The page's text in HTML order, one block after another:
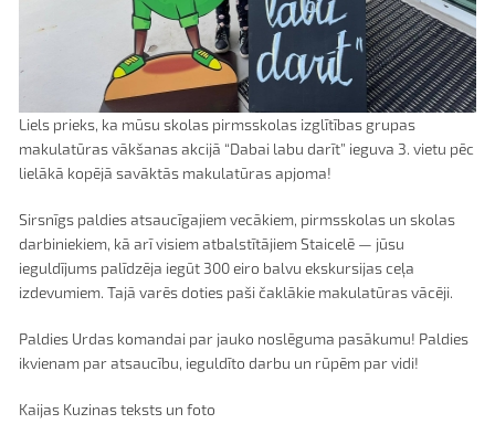
Liels prieks, ka mūsu skolas pirmsskolas izglītības grupas
makulatūras vākšanas akcijā “Dabai labu darīt” ieguva 3. vietu pēc
lielākā kopējā savāktās makulatūras apjoma!
Sirsnīgs paldies atsaucīgajiem vecākiem, pirmsskolas un skolas
darbiniekiem, kā arī visiem atbalstītājiem Staicelē — jūsu
ieguldījums palīdzēja iegūt 300 eiro balvu ekskursijas ceļa
izdevumiem. Tajā varēs doties paši čaklākie makulatūras vācēji.
Paldies Urdas komandai par jauko noslēguma pasākumu! Paldies
ikvienam par atsaucību, ieguldīto darbu un rūpēm par vidi!
Kaijas Kuzinas teksts un foto